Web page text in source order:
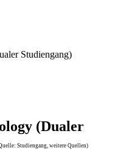
Studiengang)
(Dualer
Studiengang, weitere Quellen)